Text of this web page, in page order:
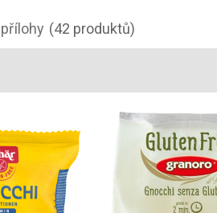
(42 produktů)